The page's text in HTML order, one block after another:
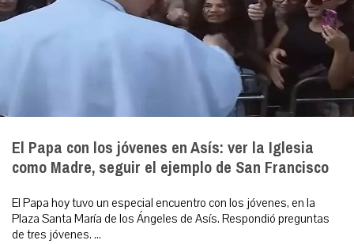
El Papa con los jóvenes en Asís: ver la Iglesia
como Madre, seguir el ejemplo de San Francisco
El Papa hoy tuvo un especial encuentro con los jóvenes, en la
Plaza Santa María de los Ángeles de Asís. Respondió preguntas
de tres jóvenes. ...